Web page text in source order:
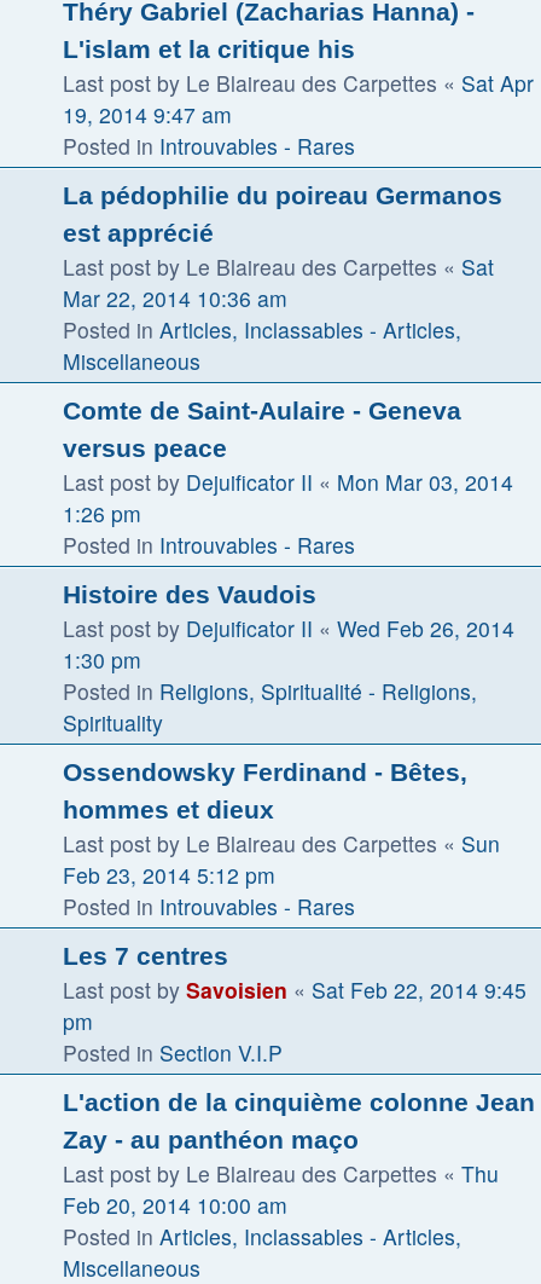
Théry Gabriel (Zacharias Hanna) -
L'islam et la critique his
Last post by Le Blaireau des Carpettes « Sat Apr
19, 2014 9:47 am
Posted in Introuvables - Rares
La pédophilie du poireau Germanos
est apprécié
Last post by Le Blaireau des Carpettes « Sat
Mar 22, 2014 10:36 am
Posted in Articles, Inclassables - Articles,
Miscellaneous
Comte de Saint-Aulaire - Geneva
versus peace
Last post by Dejuificator II « Mon Mar 03, 2014
1:26 pm
Posted in Introuvables - Rares
Histoire des Vaudois
Last post by Dejuificator II « Wed Feb 26, 2014
1:30 pm
Posted in Religions, Spiritualité - Religions,
Spirituality
Ossendowsky Ferdinand - Bêtes,
hommes et dieux
Last post by Le Blaireau des Carpettes « Sun
Feb 23, 2014 5:12 pm
Posted in Introuvables - Rares
Les 7 centres
Last post by Savoisien « Sat Feb 22, 2014 9:45
pm
Posted in Section V.I.P
L'action de la cinquième colonne Jean
Zay - au panthéon maço
Last post by Le Blaireau des Carpettes « Thu
Feb 20, 2014 10:00 am
Posted in Articles, Inclassables - Articles,
Miscellaneous